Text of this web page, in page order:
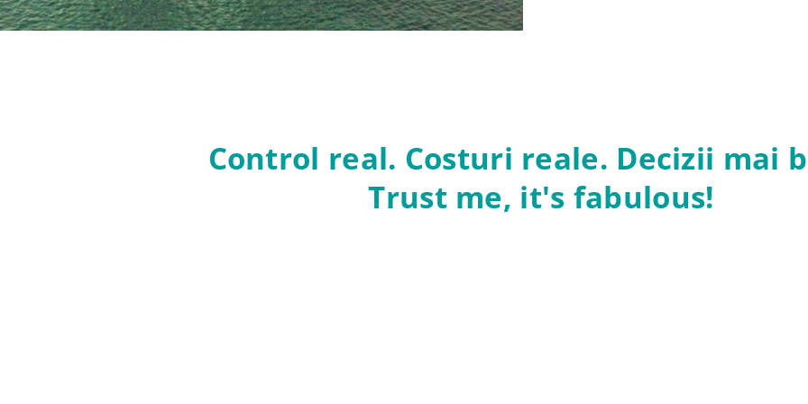
Control real. Costuri reale. Decizii mai
Trust me, it's fabulous!